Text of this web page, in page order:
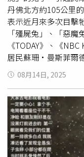
護人員了」。
丹佛北方約105公里
表示近月來多次目擊
「殭屍兔」、「惡
《TODAY》、《
居民蘇珊·曼斯菲爾
她曾目睹一隻兔子嘴
從嘴邊戳出來一樣」
而且增生物更明顯。
瘡」的可疑物體。不
一種名為「兔子乳突
稱「Shope乳突病毒
疾病，並不具傳染
州野生動物與自然保
08月14日, 2025